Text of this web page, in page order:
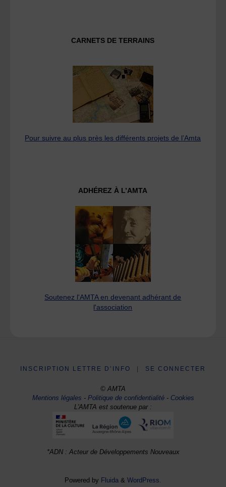
CARNETS DE TERRAINS
Pour suivre au plus près les différents projets de l’Amta
ADHÉREZ À L’AMTA
Soutenez l'AMTA en devenant adhérant de
l'association
INSCRIPTION LETTRE D’INFO SE CONNECTER
© AMTA
Mentions légales -Politique de confidentialité- Cookies
L'AMTA est soutenue par :
*ADN : Acteur de Développements Nouveaux
Powered by Fluida & WordPress.